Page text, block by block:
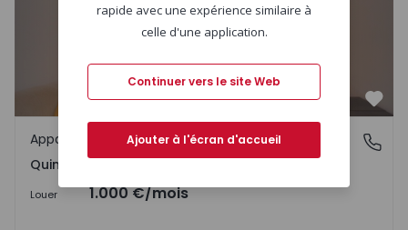
Quinta Grande, Amadora
Appartement
Quinta Grande, Amadora
Louer 1.000 €/mois
rapide avec une expérience similaire à
celle d'une application.
Continuer vers le site Web
Ajouter à l'écran d'accueil